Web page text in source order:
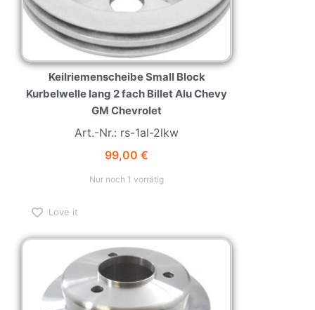
Keilriemenscheibe Small Block
Kurbelwelle lang 2 fach Billet Alu Chevy
GM Chevrolet
Art.-Nr.: rs-1al-2lkw
99,00 €
Nur noch 1 vorrätig
Love it